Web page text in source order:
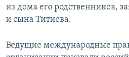
из дома его родственников,
и сына Титиева.
Ведущие международные